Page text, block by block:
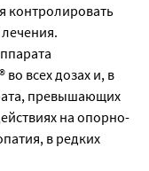
контролировать
всех дозах и, в
превышающих
на опорно-
в редких